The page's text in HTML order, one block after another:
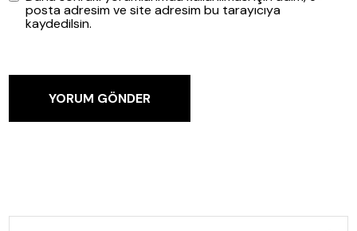
posta adresim ve site adresim bu tarayıcıya
kaydedilsin.
YORUM GÖNDER
şunun